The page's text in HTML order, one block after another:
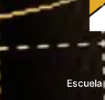
Escuela